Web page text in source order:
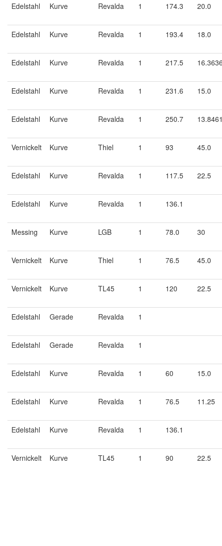
Edelstahl Kurve Revalda 1 174.3 20.0
Edelstahl Kurve Revalda 1 193.4 18.0
Edelstahl Kurve Revalda 1 217.5
Edelstahl Kurve Revalda 1 231.6 15.0
Edelstahl Kurve Revalda 1 250.7
Vernickelt Kurve Thiel 1 93 45.0
Edelstahl Kurve Revalda 1 117.5 22.5
Edelstahl Kurve Revalda 1 136.1
Messing Kurve LGB 1 78.0 30
Vernickelt Kurve Thiel 1 76.5 45.0
Vernickelt Kurve TL45 1 120 22.5
Edelstahl Gerade Revalda 1
Edelstahl Gerade Revalda 1
Edelstahl Kurve Revalda 1 60 15.0
Edelstahl Kurve Revalda 1 76.5 11.25
Edelstahl Kurve Revalda 1 136.1
Vernickelt Kurve TL45 1 90 22.5